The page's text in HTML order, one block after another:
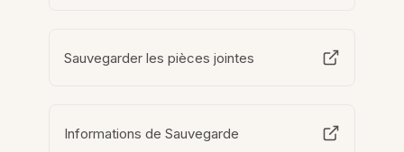
Sauvegarder les pièces jointes
Informations de Sauvegarde